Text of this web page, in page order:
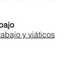
y viáticos